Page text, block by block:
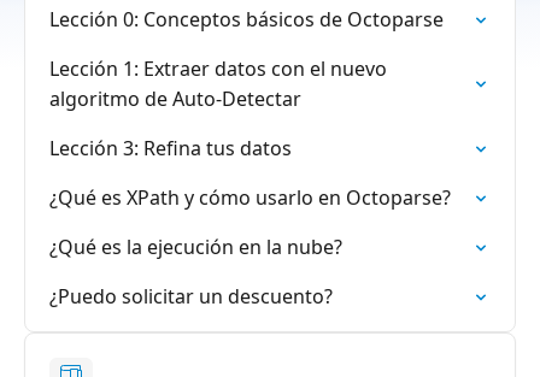
Lección 0: Conceptos básicos de Octoparse
Lección 1: Extraer datos con el nuevo
algoritmo de Auto-Detectar
Lección 3: Refina tus datos
¿Qué es XPath y cómo usarlo en Octoparse?
¿Qué es la ejecución en la nube?
¿Puedo solicitar un descuento?